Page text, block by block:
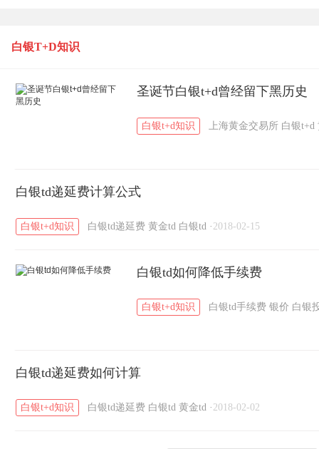
白银T+D知识
圣诞节白银t+d曾经留下黑历史
白银t+d知识 上海黄金交易所 白银t+d
白银td递延费计算公式
白银t+d知识 白银td递延费 黄金td 白银td · 2018-02-15
白银td如何降低手续费
白银t+d知识 白银td手续费 银价 白银
白银td递延费如何计算
白银t+d知识 白银td递延费 白银td 黄金td · 2018-02-02